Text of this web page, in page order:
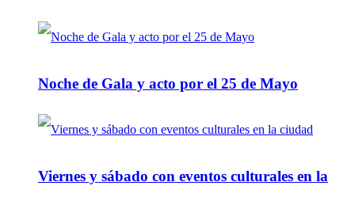
Noche de Gala y acto por el 25 de Mayo
Viernes y sábado con eventos culturales en la